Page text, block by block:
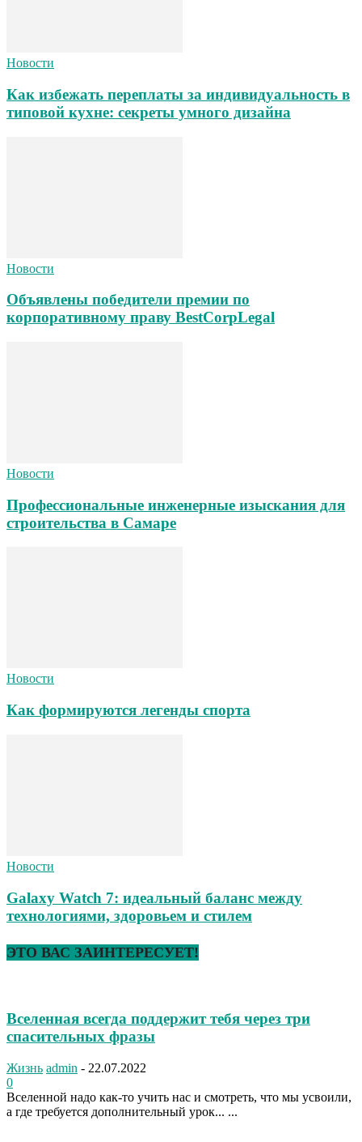
Новости
Как избежать переплаты за индивидуальность в
типовой кухне: секреты умного дизайна
Новости
Объявлены победители премии по
корпоративному праву BestCorpLegal
Новости
Профессиональные инженерные изыскания для
строительства в Самаре
Новости
Как формируются легенды спорта
Новости
Galaxy Watch 7: идеальный баланс между
технологиями, здоровьем и стилем
ЭТО ВАС ЗАИНТЕРЕСУЕТ!
Вселенная всегда поддержит тебя через три
спасительных фразы
Жизнь admin - 22.07.2022
0
Вселенной надо как-то учить нас и смотреть, что мы усвоили,
а где требуется дополнительный урок... ...